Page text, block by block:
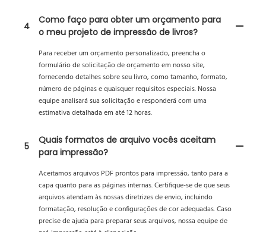
4
Como faço para obter um orçamento para
o meu projeto de impressão de livros?
Para receber um orçamento personalizado, preencha o
formulário de solicitação de orçamento em nosso site,
fornecendo detalhes sobre seu livro, como tamanho, formato,
número de páginas e quaisquer requisitos especiais. Nossa
equipe analisará sua solicitação e responderá com uma
estimativa detalhada em até 12 horas.
5
Quais formatos de arquivo vocês aceitam
para impressão?
Aceitamos arquivos PDF prontos para impressão, tanto para a
capa quanto para as páginas internas. Certifique-se de que seus
arquivos atendam às nossas diretrizes de envio, incluindo
formatação, resolução e configurações de cor adequadas. Caso
precise de ajuda para preparar seus arquivos, nossa equipe de